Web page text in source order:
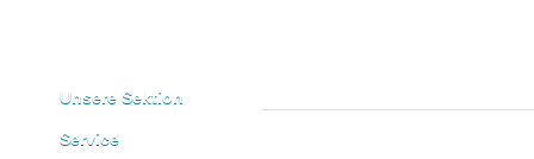
Unsere Sektion
Service